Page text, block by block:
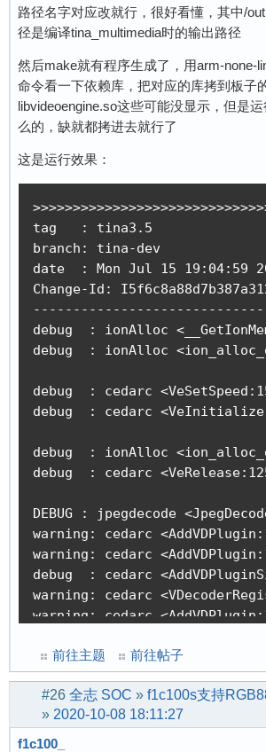
路径名字对应改就行，很好看懂，其中/
径是编译tina_multimedia时的输出路径
然后make就有程序生成了，用arm-none-
命令看一下依赖库，把对应的库拷到板子
libvideoengine.so这些可能没显示，但是
么的，缺就都拷进去就行了
这是运行效果：
tag   : tina3.5
branch: tina-dev
date  : Mon Jul 15 19:04:59
Change-Id:
debug  : ionAlloc
debug  : ionAlloc
debug  : cedarc
debug  : cedarc
debug  : ionAlloc
debug  : cedarc
DEBUG : jpegdecode
warning: cedarc
warning: cedarc
debug  : cedarc
warning: cedarc
warning: cedarc
warning: cedarc
warning: cedarc
warning: cedarc
warning: cedarc
debug  : cedarc
前往主题 前往帖子
#26 全志 SOC » f1c100s支持
» 2020-10-08 18:11:27
f1c100_